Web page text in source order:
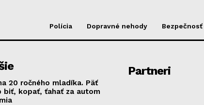
Polícia Dopravné nehody Bezpečnosť
20 ročného mladíka. Päť
biť, kopať, ťahať za autom
Partneri